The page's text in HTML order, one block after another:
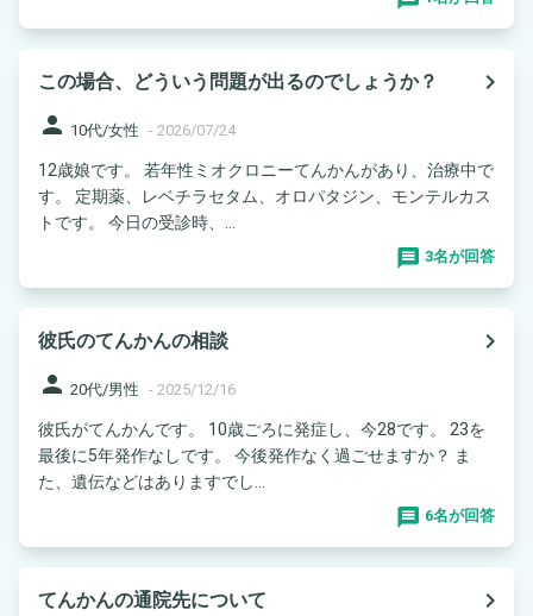
この場合、どういう問題が出るのでしょうか？
navigate_next
person 10代/女性 - 2026/07/24
12歳娘です。 若年性ミオクロニーてんかんがあり、治療中で
す。 定期薬、レベチラセタム、オロパタジン、モンテルカス
トです。 今日の受診時、...
3名が回答
彼氏のてんかんの相談
navigate_next
person 20代/男性 - 2025/12/16
彼氏がてんかんです。 10歳ごろに発症し、今28です。 23を
最後に5年発作なしです。 今後発作なく過ごせますか？ ま
た、遺伝などはありますでし...
6名が回答
てんかんの通院先について
navigate_next